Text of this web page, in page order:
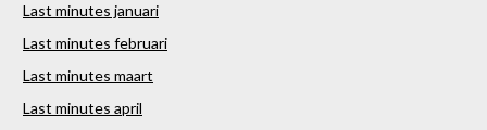
Last minutes januari
Last minutes februari
Last minutes maart
Last minutes april